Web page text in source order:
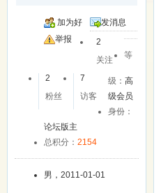
加为好
友
发消息
举报
2
关注
2
粉丝
7
访客
等
级：高
级会员
身份：
论坛版主
总积分： 2154
男，2011-01-01